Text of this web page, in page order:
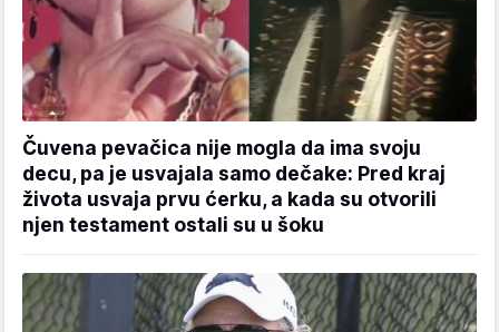
Čuvena pevačica nije mogla da ima svoju
decu, pa je usvajala samo dečake: Pred kraj
života usvaja prvu ćerku, a kada su otvorili
njen testament ostali su u šoku